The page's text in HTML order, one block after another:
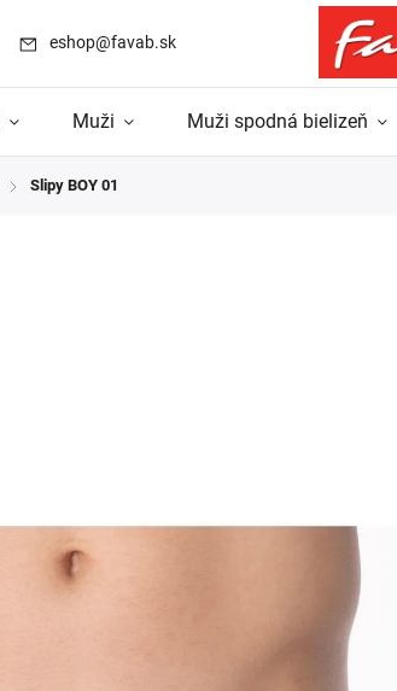
eshop@favab.sk
Muži Muži spodná bielizeň
/ Slipy BOY 01